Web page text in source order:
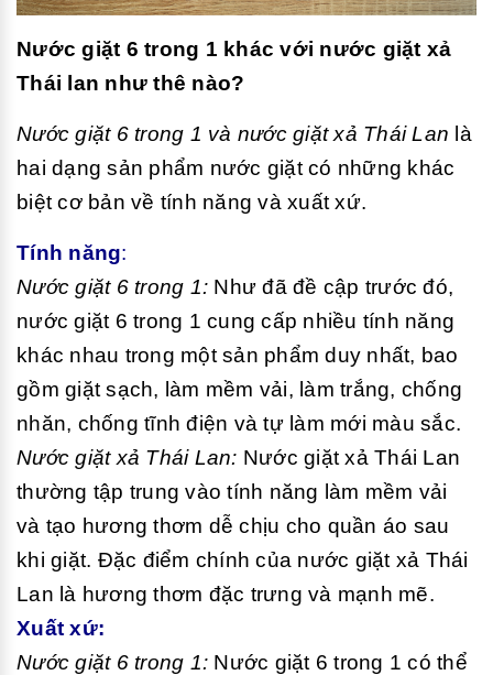
Nước giặt 6 trong 1 khác với nước giặt xả
Thái lan như thê nào?
Nước giặt 6 trong 1 và nước giặt xả Thái Lan là
hai dạng sản phẩm nước giặt có những khác
biệt cơ bản về tính năng và xuất xứ.
Tính năng:
Nước giặt 6 trong 1: Như đã đề cập trước đó,
nước giặt 6 trong 1 cung cấp nhiều tính năng
khác nhau trong một sản phẩm duy nhất, bao
gồm giặt sạch, làm mềm vải, làm trắng, chống
nhăn, chống tĩnh điện và tự làm mới màu sắc.
Nước giặt xả Thái Lan: Nước giặt xả Thái Lan
thường tập trung vào tính năng làm mềm vải
và tạo hương thơm dễ chịu cho quần áo sau
khi giặt. Đặc điểm chính của nước giặt xả Thái
Lan là hương thơm đặc trưng và mạnh mẽ.
Xuất xứ:
Nước giặt 6 trong 1: Nước giặt 6 trong 1 có thể